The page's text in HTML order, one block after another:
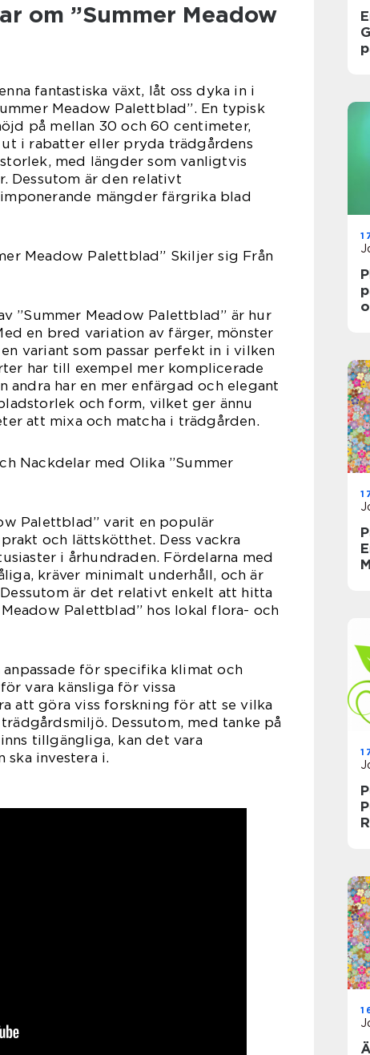
om ”Summer Meadow
fantastiska växt, låt oss dyka in i
Meadow Palettblad”. En typisk
på mellan 30 och 60 centimeter,
i rabatter eller pryda trädgårdens
med längder som vanligtvis
Dessutom är den relativt
mängder färgrika blad
Meadow Palettblad” Skiljer sig Från
”Summer Meadow Palettblad” är hur
en bred variation av färger, mönster
variant som passar perfekt in i vilken
har till exempel mer komplicerade
andra har en mer enfärgad och elegant
och form, vilket ger ännu
att mixa och matcha i trädgården.
Nackdelar med Olika ”Summer
Palettblad” varit en populär
och lättskötthet. Dess vackra
i århundraden. Fördelarna med
kräver minimalt underhåll, och är
är det relativt enkelt att hitta
Palettblad” hos lokal flora- och
för specifika klimat och
vara känsliga för vissa
att göra viss forskning för att se vilka
Dessutom, med tanke på
tillgängliga, kan det vara
ska investera i.